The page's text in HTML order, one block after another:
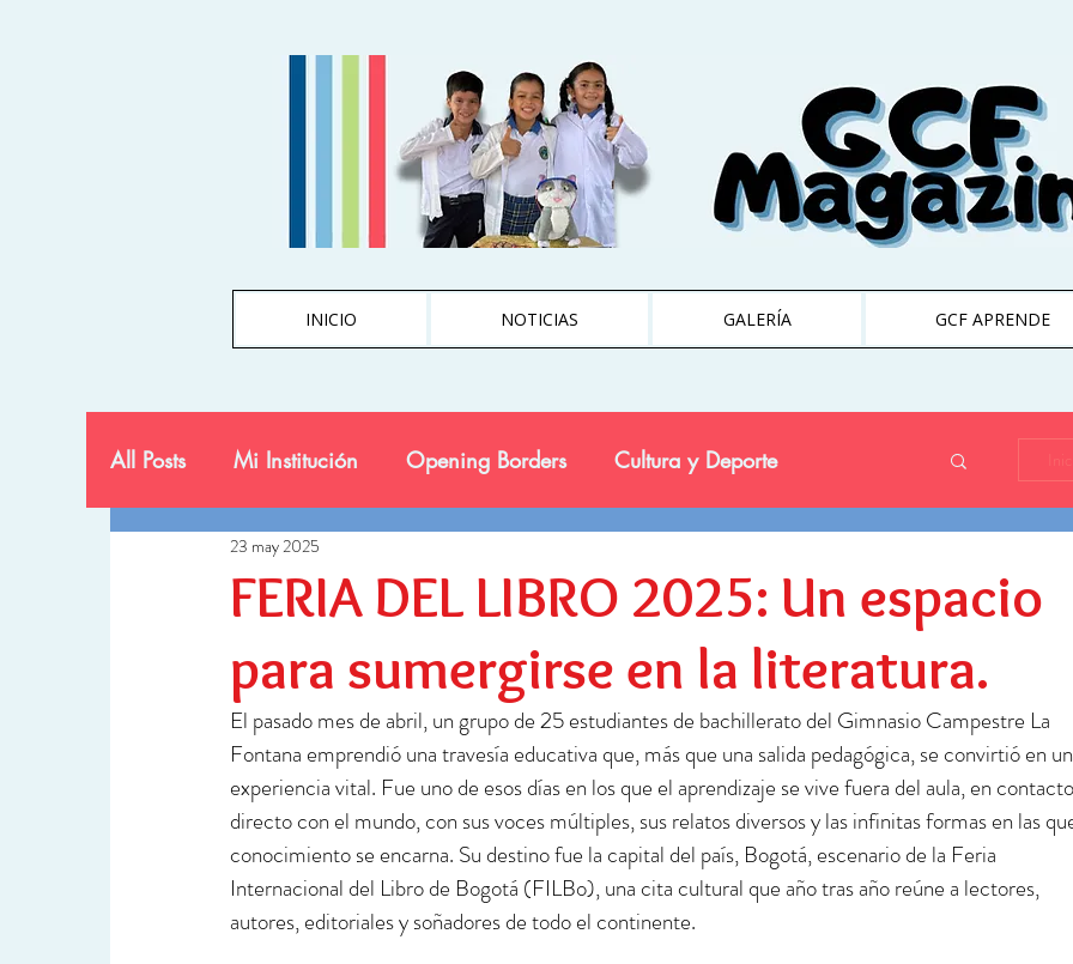
INICIO NOTICIAS GALERÍA GCF APRENDE
All Posts Mi Institución Opening Borders Cultura y Deporte
Ciencia y Tecnología
FERIA DEL LIBRO 2025: Un espacio
para sumergirse en la literatura.
23 may 2025
El pasado mes de abril, un grupo de 25 estudiantes de bachillerato del Gimnasio Campestre La
Fontana emprendió una travesía educativa que, más que una salida pedagógica, se convirtió en
experiencia vital. Fue uno de esos días en los que el aprendizaje se vive fuera del aula, en
directo con el mundo, con sus voces múltiples, sus relatos diversos y las infinitas formas en las
conocimiento se encarna. Su destino fue la capital del país, Bogotá, escenario de la Feria
Internacional del Libro de Bogotá (FILBo), una cita cultural que año tras año reúne a lectores,
autores, editoriales y soñadores de todo el continente.